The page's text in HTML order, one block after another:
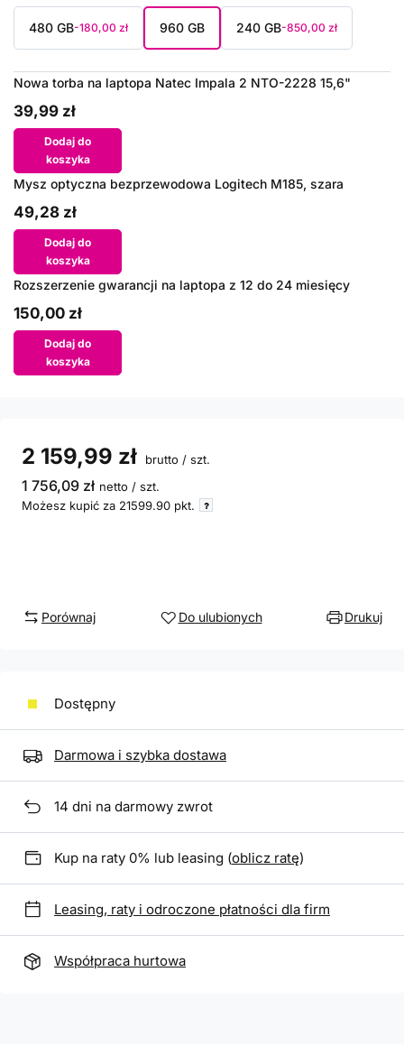
480 GB-180,00 zł 960 GB 240 GB-850,00 zł
Nowa torba na laptopa Natec Impala 2 NTO-2228 15,6"
39,99 zł
Dodaj do
koszyka
Mysz optyczna bezprzewodowa Logitech M185, szara
49,28 zł
Dodaj do
koszyka
Rozszerzenie gwarancji na laptopa z 12 do 24 miesięcy
150,00 zł
Dodaj do
koszyka
2 159,99 zł brutto / szt.
1 756,09 zł netto / szt.
Możesz kupić za 21599.90 pkt.
Porównaj Do ulubionych Drukuj
Dostępny
Darmowa i szybka dostawa
14 dni na darmowy zwrot
Kup na raty 0% lub leasing (oblicz ratę)
Leasing, raty i odroczone płatności dla firm
Współpraca hurtowa